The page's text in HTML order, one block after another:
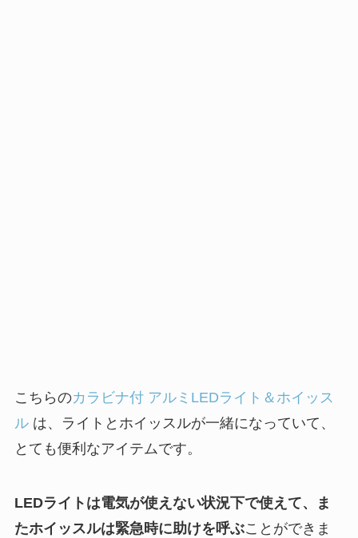
こちらのカラビナ付 アルミLEDライト＆ホイッス
ルは、ライトとホイッスルが一緒になっていて、
とても便利なアイテムです。
LEDライトは電気が使えない状況下で使えて、ま
たホイッスルは緊急時に助けを呼ぶことができま